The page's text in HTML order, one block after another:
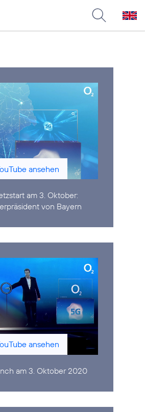
ansehen
am 3. Oktober:
von Bayern
ansehen
am 3. Oktober 2020